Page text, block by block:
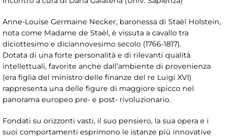
Anne-Louise Germaine Necker, baronessa di Staël Holstein,
nota come Madame de Staël, è vissuta a cavallo tra
diciottesimo e diciannovesimo secolo (1766-1817).
Dotata di una forte personalità e di rilevanti qualità
intellettuali, favorite anche dall’ambiente di provenienza
(era figlia del ministro delle finanze del re Luigi XVI)
rappresenta una delle figure di maggiore spicco nel
panorama europeo pre- e post- rivoluzionario.
Fondati su orizzonti vasti, il suo pensiero, la sua opera e i
suoi comportamenti esprimono le istanze più innovative